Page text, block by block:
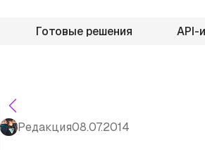
Готовые решения API-
Редакция08.07.2014